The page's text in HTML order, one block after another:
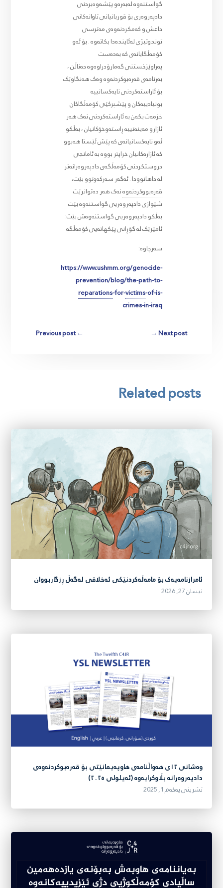
گواستنەوە لەبەرەو پێشەوەبردنی
دادپەروەری بۆ قوربانیانی تاوانەکانی
داعش و کەمکردنەوەی مەترسی
توندوتیژی لەئایندەدا بکاتەوە . بۆ ئەو
کۆمەڵگایانەی کە بەدەست
پەراوێزخستنی گەمارۆدراوەوە دەناڵن ،
بەرنامەی قەرەبوکردنەوە وەک هەنگاوێک
بۆ ئاراستەکردنی نایەکسانییە
بونیادییەکان و پێشبرکێی کۆمەڵگاکان
خزمەت بکەن بە ئاراستەکردنی نەک هەر
ئازارو مەینەتییە ڕاستەوخۆکانیان ، بەڵکو
ئەو نایەکسانیانەی کە پێش ئێستا هەبوو
کە ئازارەکانیان خراپتر بووە بە ئامانجی
دروستکردنی کۆمەڵگەی دادپەروەرانەتر
لە داهاتوودا . ئەگەر سەرکەوتوو بێت،
قەرەبووکردنەوەنەک هەر دەتوانرێت
شێوازی دادپەروەریی گواستنەوە بێت
بەڵکو دادپەروەریی گواستنەوەش بێت:
ئامێرێک لە گۆڕانی پێکهاتەیی کۆمەڵگە
سەرچاوە:
https://www.ushmm.org/genocide-
prevention/blog/the-path-to-
reparations-for-victims-of-is-
crimes-in-iraq
←
Previous post Next post
→
Related posts
ئامرازنامەیەک بۆ مامەڵەکردنێکی ئەخلاقی لەگەڵ ڕزگاربووان
نیسان 27, 2026
وەشانی ١٢ی هەواڵنامەی هاوپەیمانێتی بۆ قەرەبوکردنەوەی
دادپەروەرانە بڵاوکرایەوە (ئەیلولی ٢٠٢٥)
تشرینی یەکەم 1, 2025